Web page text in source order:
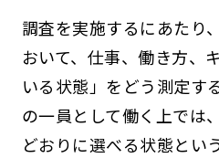
調査を実施するにあたり
おいて、仕事、働き方、
いる状態」をどう測定す
の一員として働く上では
どおりに選べる状態とい